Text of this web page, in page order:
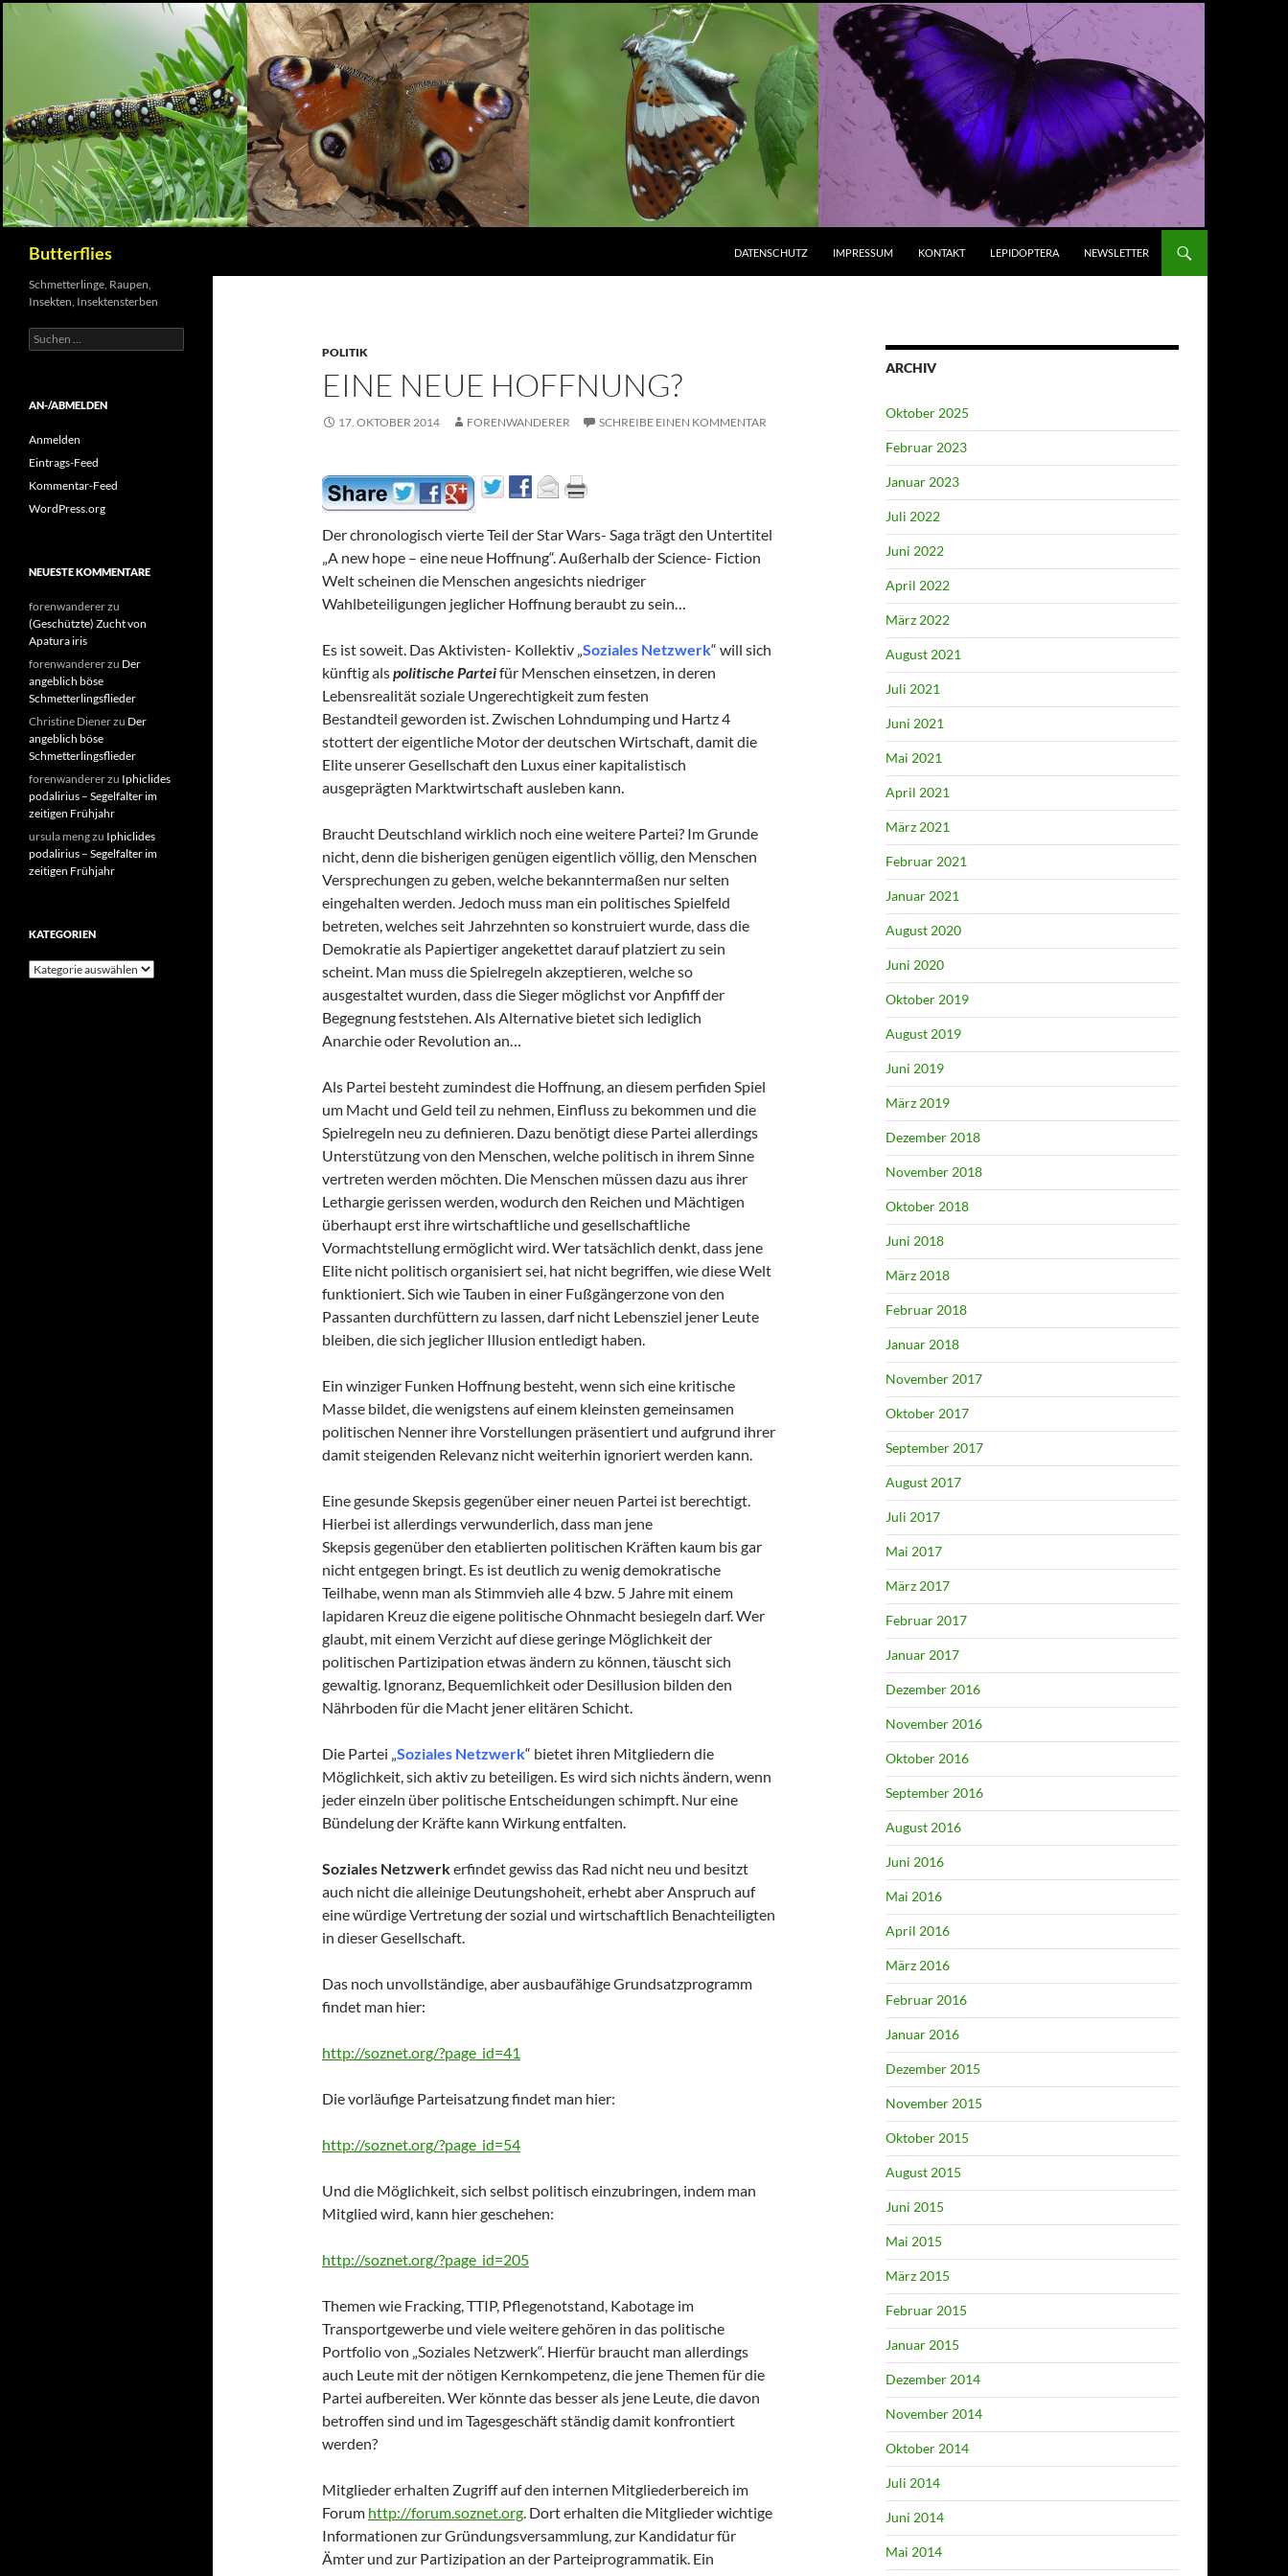
Butterflies
DATENSCHUTZ
IMPRESSUM KONTAKT LEPIDOPTERA NEWSLETTER
POLITIK
EINE NEUE HOFFNUNG?
17. OKTOBER 2014 FORENWANDERER SCHREIBE EINEN KOMMENTAR
Der chronologisch vierte Teil der Star Wars- Saga trägt den Untertitel
„A new hope – eine neue Hoffnung“. Außerhalb der Science- Fiction
Welt scheinen die Menschen angesichts niedriger
Wahlbeteiligungen jeglicher Hoffnung beraubt zu sein…
Es ist soweit. Das Aktivisten- Kollektiv „Soziales Netzwerk“ will sich
künftig alspolitische Parteifür Menschen einsetzen, in deren
Lebensrealität soziale Ungerechtigkeit zum festen
Bestandteil geworden ist. Zwischen Lohndumping und Hartz 4
stottert der eigentliche Motor der deutschen Wirtschaft, damit die
Elite unserer Gesellschaft den Luxus einer kapitalistisch
ausgeprägten Marktwirtschaft ausleben kann.
Braucht Deutschland wirklich noch eine weitere Partei? Im Grunde
nicht, denn die bisherigen genügen eigentlich völlig, den Menschen
Versprechungen zu geben, welche bekanntermaßen nur selten
eingehalten werden. Jedoch muss man ein politisches Spielfeld
betreten, welches seit Jahrzehnten so konstruiert wurde, dass die
Demokratie als Papiertiger angekettet darauf platziert zu sein
scheint. Man muss die Spielregeln akzeptieren, welche so
ausgestaltet wurden, dass die Sieger möglichst vor Anpfiff der
Begegnung feststehen. Als Alternative bietet sich lediglich
Anarchie oder Revolution an…
Als Partei besteht zumindest die Hoffnung, an diesem perfiden Spiel
um Macht und Geld teil zu nehmen, Einfluss zu bekommen und die
Spielregeln neu zu definieren. Dazu benötigt diese Partei allerdings
Unterstützung von den Menschen, welche politisch in ihrem Sinne
vertreten werden möchten. Die Menschen müssen dazu aus ihrer
Lethargie gerissen werden, wodurch den Reichen und Mächtigen
überhaupt erst ihre wirtschaftliche und gesellschaftliche
Vormachtstellung ermöglicht wird. Wer tatsächlich denkt, dass jene
Elite nicht politisch organisiert sei, hat nicht begriffen, wie diese Welt
funktioniert. Sich wie Tauben in einer Fußgängerzone von den
Passanten durchfüttern zu lassen, darf nicht Lebensziel jener Leute
bleiben, die sich jeglicher Illusion entledigt haben.
Ein winziger Funken Hoffnung besteht, wenn sich eine kritische
Masse bildet, die wenigstens auf einem kleinsten gemeinsamen
politischen Nenner ihre Vorstellungen präsentiert und aufgrund ihrer
damit steigenden Relevanz nicht weiterhin ignoriert werden kann.
Eine gesunde Skepsis gegenüber einer neuen Partei ist berechtigt.
Hierbei ist allerdings verwunderlich, dass man jene
Skepsis gegenüber den etablierten politischen Kräften kaum bis gar
nicht entgegen bringt. Es ist deutlich zu wenig demokratische
Teilhabe, wenn man als Stimmvieh alle 4 bzw. 5 Jahre mit einem
lapidaren Kreuz die eigene politische Ohnmacht besiegeln darf. Wer
glaubt, mit einem Verzicht auf diese geringe Möglichkeit der
politischen Partizipation etwas ändern zu können, täuscht sich
gewaltig. Ignoranz, Bequemlichkeit oder Desillusion bilden den
Nährboden für die Macht jener elitären Schicht.
Die Partei „Soziales Netzwerk“ bietet ihren Mitgliedern die
Möglichkeit, sich aktiv zu beteiligen. Es wird sich nichts ändern, wenn
jeder einzeln über politische Entscheidungen schimpft. Nur eine
Bündelung der Kräfte kann Wirkung entfalten.
Soziales Netzwerkerfindet gewiss das Rad nicht neu und besitzt
auch nicht die alleinige Deutungshoheit, erhebt aber Anspruch auf
eine würdige Vertretung der sozial und wirtschaftlich Benachteiligten
in dieser Gesellschaft.
Das noch unvollständige, aber ausbaufähige Grundsatzprogramm
findet man hier:
http://soznet.org/?page_id=41
Die vorläufige Parteisatzung findet man hier:
http://soznet.org/?page_id=54
Und die Möglichkeit, sich selbst politisch einzubringen, indem man
Mitglied wird, kann hier geschehen:
http://soznet.org/?page_id=205
Themen wie Fracking, TTIP, Pflegenotstand, Kabotage im
Transportgewerbe und viele weitere gehören in das politische
Portfolio von „Soziales Netzwerk“. Hierfür braucht man allerdings
auch Leute mit der nötigen Kernkompetenz, die jene Themen für die
Partei aufbereiten. Wer könnte das besser als jene Leute, die davon
betroffen sind und im Tagesgeschäft ständig damit konfrontiert
werden?
Mitglieder erhalten Zugriff auf den internen Mitgliederbereich im
Forum http://forum.soznet.org. Dort erhalten die Mitglieder wichtige
Informationen zur Gründungsversammlung, zur Kandidatur für
Ämter und zur Partizipation an der Parteiprogrammatik. Ein
ARCHIV
Oktober 2025
Februar 2023
Januar 2023
Juli 2022
Juni 2022
April 2022
März 2022
August 2021
Juli 2021
Juni 2021
Mai 2021
April 2021
März 2021
Februar 2021
Januar 2021
August 2020
Juni 2020
Oktober 2019
August 2019
Juni 2019
März 2019
Dezember 2018
November 2018
Oktober 2018
Juni 2018
März 2018
Februar 2018
Januar 2018
November 2017
Oktober 2017
September 2017
August 2017
Juli 2017
Mai 2017
März 2017
Februar 2017
Januar 2017
Dezember 2016
November 2016
Oktober 2016
September 2016
August 2016
Juni 2016
Mai 2016
April 2016
März 2016
Februar 2016
Januar 2016
Dezember 2015
November 2015
Oktober 2015
August 2015
Juni 2015
Mai 2015
März 2015
Februar 2015
Januar 2015
Dezember 2014
November 2014
Oktober 2014
Juli 2014
Juni 2014
Mai 2014
Schmetterlinge, Raupen,
Insekten, Insektensterben
Suchen
nach:
AN-/ABMELDEN
Anmelden
Eintrags-Feed
Kommentar-Feed
WordPress.org
NEUESTE KOMMENTARE
forenwandererzu
(Geschützte) Zucht von
Apatura iris
forenwandererzu Der
angeblich böse
Schmetterlingsflieder
Christine Dienerzu Der
angeblich böse
Schmetterlingsflieder
forenwandererzu Iphiclides
podalirius – Segelfalter im
zeitigen Frühjahr
ursula mengzu Iphiclides
podalirius – Segelfalter im
zeitigen Frühjahr
KATEGORIEN
Kategorien